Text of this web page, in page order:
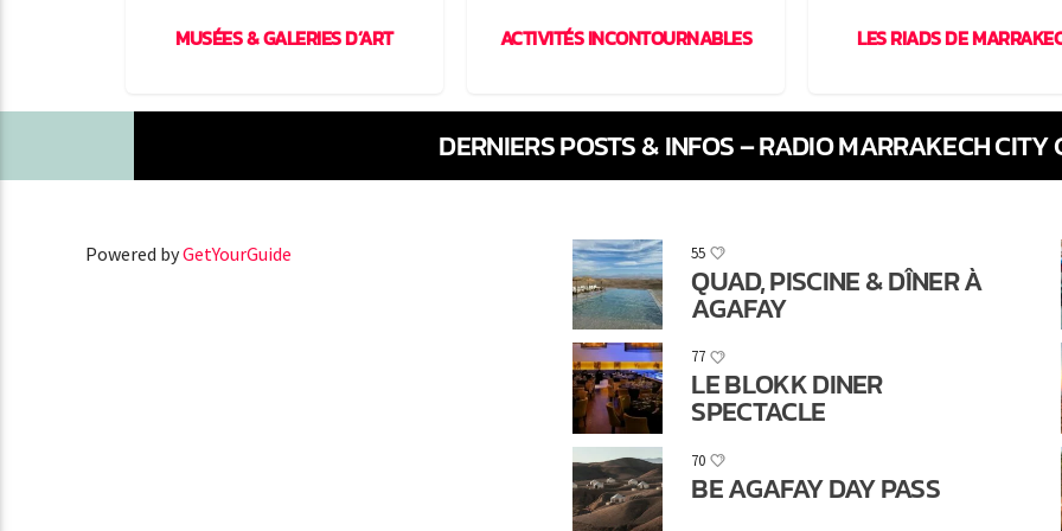
MUSÉES & GALERIES D’ART ACTIVITÉS INCONTOURNABLES LES RIADS DE
DERNIERS POSTS & INFOS – RADIO MARRAKECH
Powered byGetYourGuide 55
QUAD, PISCINE & DÎNER À
AGAFAY
77
LE BLOKK DINER
SPECTACLE
70
BE AGAFAY DAY PASS